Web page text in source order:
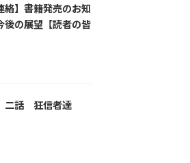
絡】書籍発売のお知
後の展望【読者の皆
話 狂信者達